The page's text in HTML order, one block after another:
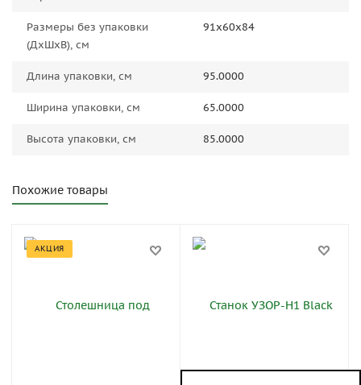
Размеры без упаковки
(ДxШxВ), см
91x60x84
Длина упаковки, см 95.0000
Ширина упаковки, см 65.0000
Высота упаковки, см 85.0000
Похожие товары
АКЦИЯ